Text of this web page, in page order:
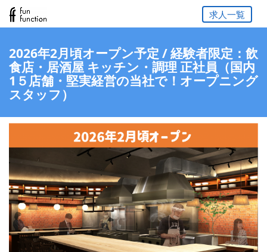
求人一覧
2026年2月頃オープン予定 / 経験者限定：飲
食店・居酒屋 キッチン・調理 正社員（国内
1５店舗・堅実経営の当社で！オープニング
スタッフ）